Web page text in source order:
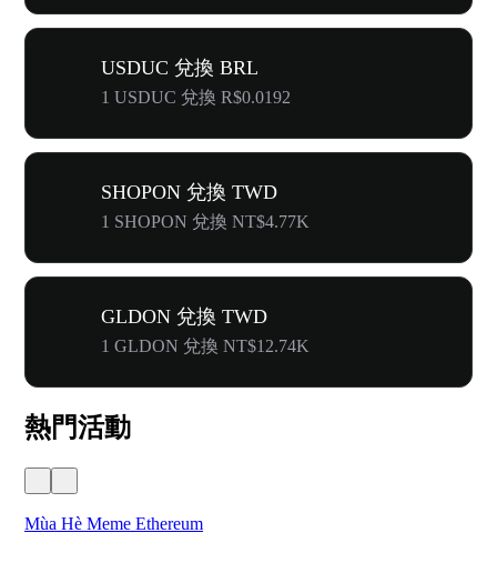
USDUC 兌換 BRL
1 USDUC 兌換 R$0.0192
SHOPON 兌換 TWD
1 SHOPON 兌換 NT$4.77K
GLDON 兌換 TWD
1 GLDON 兌換 NT$12.74K
熱門活動
Mùa Hè Meme Ethereum